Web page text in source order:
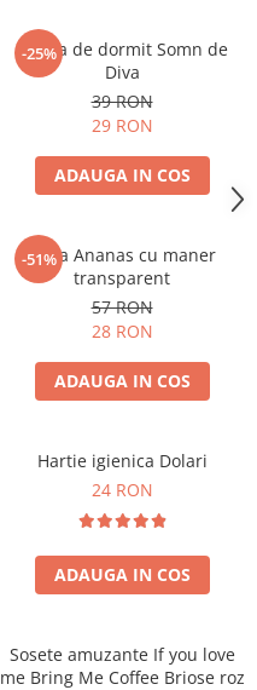
-25%
Masca de dormit Somn de
Diva
39 RON
29 RON
ADAUGA IN COS
-51%
Cana Ananas cu maner
transparent
57 RON
28 RON
ADAUGA IN COS
Hartie igienica Dolari
24 RON
ADAUGA IN COS
Sosete amuzante If you love
me Bring Me Coffee Briose roz